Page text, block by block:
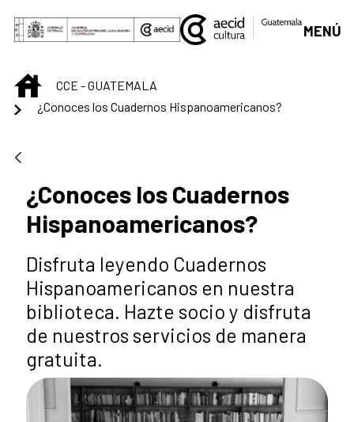
Saltar al contenido principal
MENÚ
INICIOCCE - GUATEMALA
¿Conoces los Cuadernos Hispanoamericanos?
¿Conoces los Cuadernos
Hispanoamericanos?
Disfruta leyendo Cuadernos
Hispanoamericanos en nuestra
biblioteca. Hazte socio y disfruta
de nuestros servicios de manera
gratuita.